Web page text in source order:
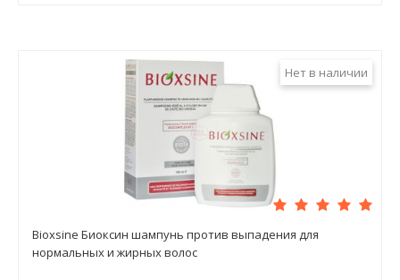
Нет в наличии
Bioxsine Биоксин шампунь против выпадения для
нормальных и жирных волос